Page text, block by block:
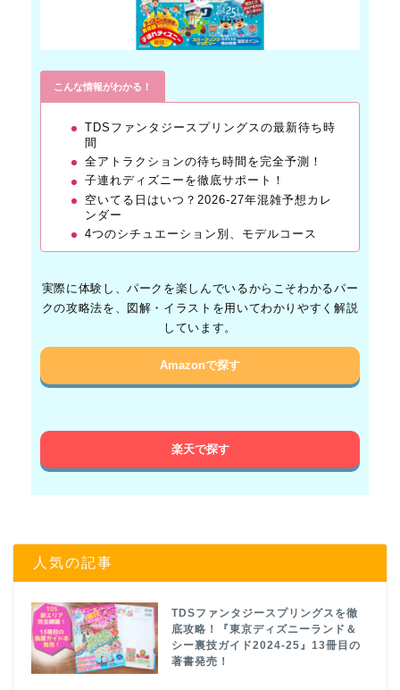
こんな情報がわかる！
TDSファンタジースプリングスの最新待ち時
間
全アトラクションの待ち時間を完全予測！
子連れディズニーを徹底サポート！
空いてる日はいつ？2026-27年混雑予想カレ
ンダー
4つのシチュエーション別、モデルコース
実際に体験し、パークを楽しんでいるからこそわかるパー
クの攻略法を、図解・イラストを用いてわかりやすく解説
しています。
Amazonで探す
楽天で探す
人気の記事
TDSファンタジースプリングスを徹
底攻略！『東京ディズニーランド＆
シー裏技ガイド2024-25』13冊目の
著書発売！